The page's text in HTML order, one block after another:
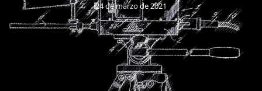
24 de marzo de 2021